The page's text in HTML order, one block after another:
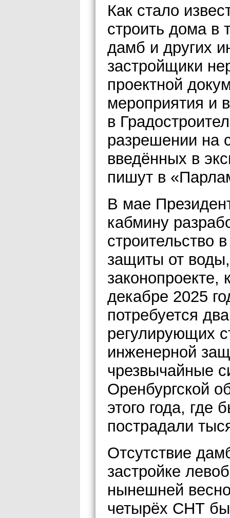
Как стало
строить дома в
дамб и других
застройщики
проектной
мероприятия и
в
разрешении на
введённых в
пишут в
В мае
кабмину
строительство
защиты от
декабре 2025
потребуется
регулирующих
инженерной
чрезвычайные
Оренбургской
этого года, где
пострадали
Отсутствие
застройке
нынешней
четырёх СНТ